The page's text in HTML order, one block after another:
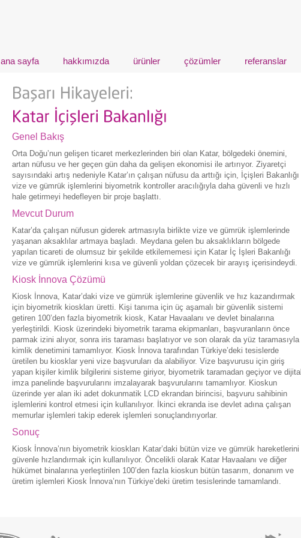
ana sayfa hakkımızda ürünler çözümler referanslar
Genel Bakış
Orta Doğu’nun gelişen ticaret merkezlerinden biri olan Katar, bölgedeki önemini,
artan nüfusu ve her geçen gün daha da gelişen ekonomisi ile artırıyor. Ziyaretçi
sayısındaki artış nedeniyle Katar’ın çalışan nüfusu da arttığı için, İçişleri Bakanlığı
vize ve gümrük işlemlerini biyometrik kontroller aracılığıyla daha güvenli ve hızlı
hale getirmeyi hedefleyen bir proje başlattı.
Mevcut Durum
Katar’da çalışan nüfusun giderek artmasıyla birlikte vize ve gümrük işlemlerinde
yaşanan aksaklılar artmaya başladı. Meydana gelen bu aksaklıkların bölgede
yapılan ticareti de olumsuz bir şekilde etkilememesi için Katar İç İşleri Bakanlığı
vize ve gümrük işlemlerini kısa ve güvenli yoldan çözecek bir arayış içerisindeydi.
Kiosk İnnova Çözümü
Kiosk İnnova, Katar’daki vize ve gümrük işlemlerine güvenlik ve hız kazandırmak
için biyometrik kioskları üretti. Kişi tanıma için üç aşamalı bir güvenlik sistemi
getiren 100’den fazla biyometrik kiosk, Katar Havaalanı ve devlet binalarına
yerleştirildi. Kiosk üzerindeki biyometrik tarama ekipmanları, başvuranların önce
parmak izini alıyor, sonra iris taraması başlatıyor ve son olarak da yüz taramasıyla
kimlik denetimini tamamlıyor. Kiosk İnnova tarafından Türkiye’deki tesislerde
üretilen bu kiosklar yeni vize başvuruları da alabiliyor. Vize başvurusu için giriş
yapan kişiler kimlik bilgilerini sisteme giriyor, biyometrik taramadan geçiyor ve dijital
imza panelinde başvurularını imzalayarak başvurularını tamamlıyor. Kioskun
üzerinde yer alan iki adet dokunmatik LCD ekrandan birincisi, başvuru sahibinin
işlemlerini kontrol etmesi için kullanılıyor. İkinci ekranda ise devlet adına çalışan
memurlar işlemleri takip ederek işlemleri sonuçlandırıyorlar.
Sonuç
Kiosk İnnova’nın biyometrik kioskları Katar’daki bütün vize ve gümrük hareketlerini
güvenle hızlandırmak için kullanılıyor. Öncelikli olarak Katar Havaalanı ve diğer
hükümet binalarına yerleştirilen 100’den fazla kioskun bütün tasarım, donanım ve
üretim işlemleri Kiosk İnnova’nın Türkiye’deki üretim tesislerinde tamamlandı.